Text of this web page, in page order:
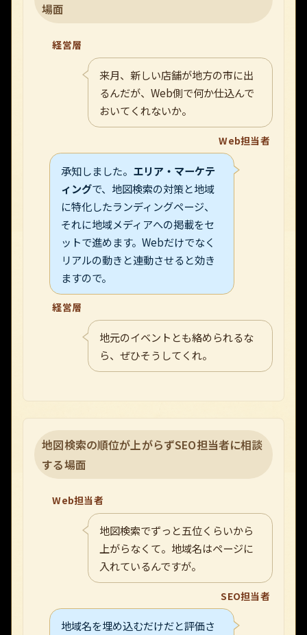
場面
経営層
来月、新しい店舗が地方の市に出
るんだが、Web側で何か仕込んで
おいてくれないか。
Web担当者
承知しました。 エリア・マーケテ
ィングで、地図検索の対策と地域
に特化したランディングページ、
それに地域メディアへの掲載をセ
ットで進めます。Webだけでなく
リアルの動きと連動させると効き
ますので。
経営層
地元のイベントとも絡められるな
ら、ぜひそうしてくれ。
地図検索の順位が上がらずSEO担当者に相談
する場面
Web担当者
地図検索でずっと五位くらいから
上がらなくて。地域名はページに
入れているんですが。
SEO担当者
地域名を埋め込むだけだと評価さ